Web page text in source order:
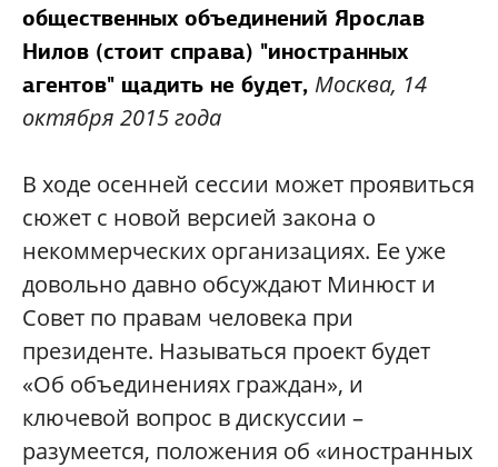
общественных объединений Ярослав
Нилов (стоит справа) "иностранных
агентов" щадить не будет, Москва, 14
октября 2015 года
В ходе осенней сессии может проявиться
сюжет с новой версией закона о
некоммерческих организациях. Ее уже
довольно давно обсуждают Минюст и
Совет по правам человека при
президенте. Называться проект будет
«Об объединениях граждан», и
ключевой вопрос в дискуссии –
разумеется, положения об «иностранных